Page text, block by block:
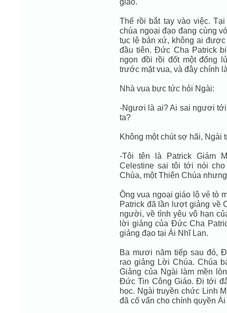
Thế rồi bắt tay vào việc.
chúa ngoại đạo đang cùng
tục lệ bản xứ, không ai
đầu tiên. Đức Cha Patrick
ngọn đồi rồi đốt một đống
trước mặt vua, và đây chính
Nhà vua bực tức hỏi Ngài:
-Ngươi là ai? Ai sai ngươi
ta?
Không một chút sợ hãi, Ngài
-Tôi tên là Patrick Giám
Celestine sai tôi tới nói
Chúa, một Thiên Chúa
Ông vua ngoại giáo lộ vẻ tò
Patrick đã lần lượt giảng về
người, về tình yêu vô hạn
lời giảng của Đức Cha
giảng đạo tại Ái Nhĩ Lan.
Ba mươi năm tiếp sau đó,
rao giảng Lời Chúa. Chúa
Giảng của Ngài làm mền
Đức Tin Công Giáo. Đi tới
học. Ngài truyền chức Linh
đã cố vấn cho chính quyền